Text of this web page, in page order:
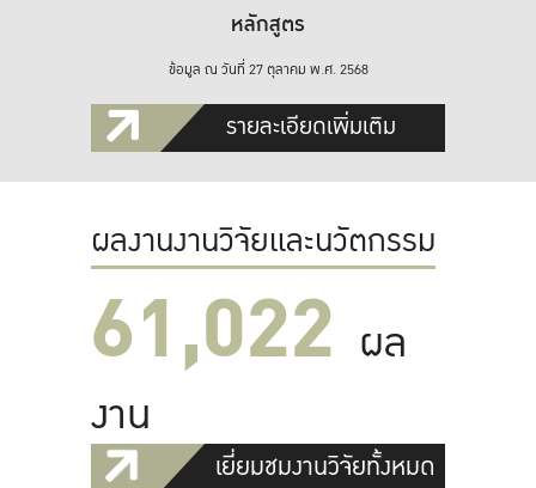
หลักสูตร
ข้อมูล ณ วันที่ 27 ตุลาคม พ.ศ. 2568
รายละเอียดเพิ่มเติม
ผลงานงานวิจัยและนวัตกรรม
61,022 ผล
งาน
เยี่ยมชมงานวิจัยทั้งหมด